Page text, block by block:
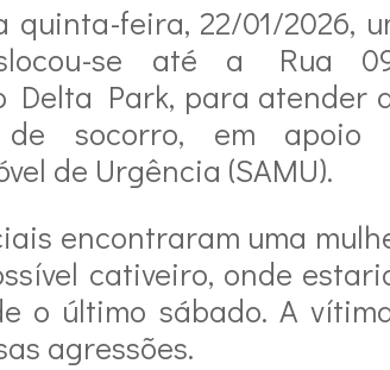
quinta-feira, 22/01/2026,
se até a Rua
Delta Park, para atender
socorro, em apoio
de Urgência (SAMU).
encontraram uma
cativeiro, onde
o último sábado. A
agressões.